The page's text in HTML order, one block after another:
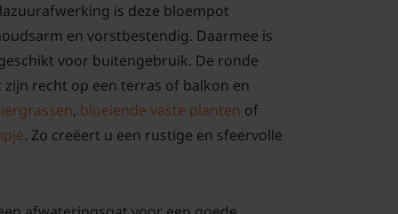
is deze bloempot
en vorstbestendig. Daarmee is
voor buitengebruik. De ronde
recht op een terras of balkon en
, bloeiende vaste planten of
. Zo creëert u een rustige en sfeervolle